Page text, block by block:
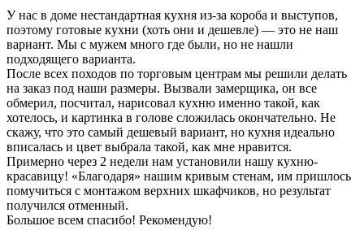
У нас в доме нестандартная кухня из-за короба и выступов,
поэтому готовые кухни (хоть они и дешевле) — это не наш
вариант. Мы с мужем много где были, но не нашли
подходящего варианта.
После всех походов по торговым центрам мы решили делать
на заказ под наши размеры. Вызвали замерщика, он все
обмерил, посчитал, нарисовал кухню именно такой, как
хотелось, и картинка в голове сложилась окончательно. Не
скажу, что это самый дешевый вариант, но кухня идеально
вписалась и цвет выбрала такой, как мне нравится.
Примерно через 2 недели нам установили нашу кухню-
красавицу! «Благодаря» нашим кривым стенам, им пришлось
помучиться с монтажом верхних шкафчиков, но результат
получился отменный.
Большое всем спасибо! Рекомендую!